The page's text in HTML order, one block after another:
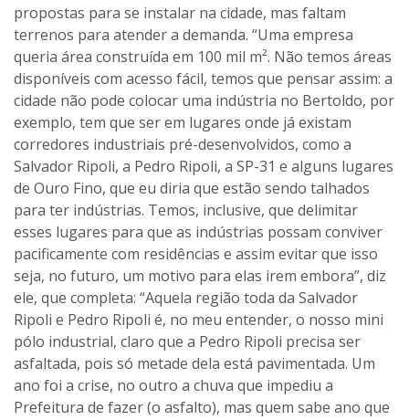
propostas para se instalar na cidade, mas faltam
terrenos para atender a demanda. “Uma empresa
queria área construída em 100 mil m². Não temos áreas
disponíveis com acesso fácil, temos que pensar assim: a
cidade não pode colocar uma indústria no Bertoldo, por
exemplo, tem que ser em lugares onde já existam
corredores industriais pré-desenvolvidos, como a
Salvador Ripoli, a Pedro Ripoli, a SP-31 e alguns lugares
de Ouro Fino, que eu diria que estão sendo talhados
para ter indústrias. Temos, inclusive, que delimitar
esses lugares para que as indústrias possam conviver
pacificamente com residências e assim evitar que isso
seja, no futuro, um motivo para elas irem embora”, diz
ele, que completa: “Aquela região toda da Salvador
Ripoli e Pedro Ripoli é, no meu entender, o nosso mini
pólo industrial, claro que a Pedro Ripoli precisa ser
asfaltada, pois só metade dela está pavimentada. Um
ano foi a crise, no outro a chuva que impediu a
Prefeitura de fazer (o asfalto), mas quem sabe ano que